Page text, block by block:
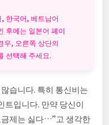
한국어, 베트남어
후에는 일본어 페이
우, 오른쪽 상단의
선택해 주세요.
습니다. 특히 통신비는
트입니다. 만약 당신이
제는 싫다…”고 생각한